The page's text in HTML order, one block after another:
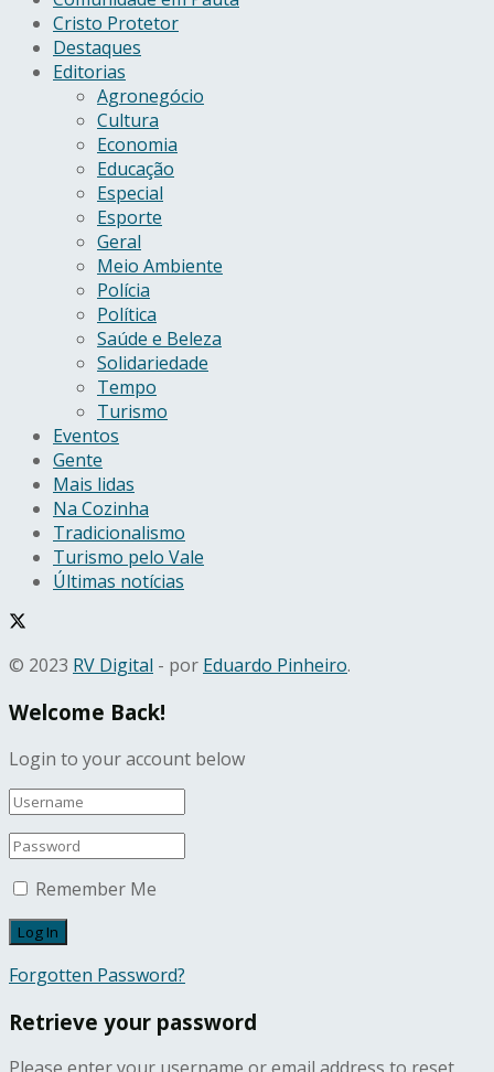
Cristo Protetor
Destaques
Editorias
Agronegócio
Cultura
Economia
Educação
Especial
Esporte
Geral
Meio Ambiente
Polícia
Política
Saúde e Beleza
Solidariedade
Tempo
Turismo
Eventos
Gente
Mais lidas
Na Cozinha
Tradicionalismo
Turismo pelo Vale
Últimas notícias
© 2023 RV Digital - por Eduardo Pinheiro.
Welcome Back!
Login to your account below
Remember Me
Forgotten Password?
Retrieve your password